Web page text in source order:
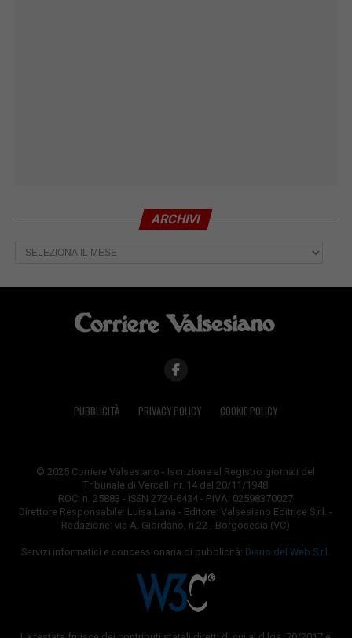
ARCHIVI
Archivi
PUBBLICITÀ PRIVACY POLICY COOKIE POLICY
© 2025 Corriere Valsesiano - Iscrizione al Registro giornali del
Tribunale di Vercelli nr. 14 del 20/11/1948
ROC: n. 25883 - ISSN 2724-6434 - P.IVA: 02598370027
Direttore Responsabile: Luisa Lana - Editore: Valsesiano Editrice S.r.l. -
Redazione: via A. Giordano, n.22 - Borgosesia (VC)
Servizi informatici e concessionaria di pubblicità: Diario del Web S.r.l.